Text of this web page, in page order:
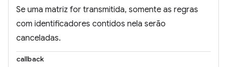
Se uma matriz for transmitida, somente as regras
com identificadores contidos nela serão
canceladas.
callback